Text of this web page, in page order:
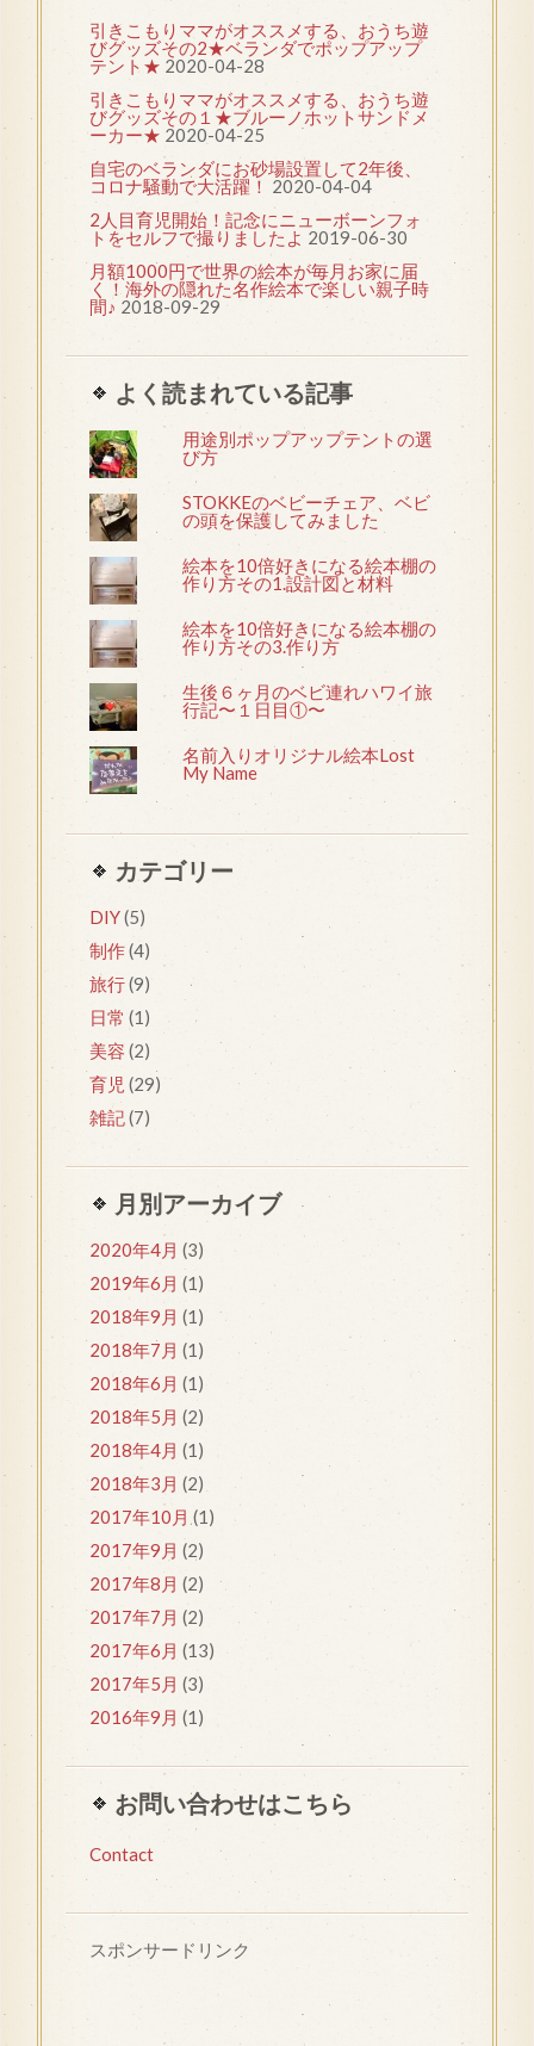
引きこもりママがオススメする、おうち遊
びグッズその2★ベランダでポップアップ
テント★ 2020-04-28
引きこもりママがオススメする、おうち遊
びグッズその１★ブルーノホットサンドメ
ーカー★ 2020-04-25
自宅のベランダにお砂場設置して2年後、
コロナ騒動で大活躍！ 2020-04-04
2人目育児開始！記念にニューボーンフォ
トをセルフで撮りましたよ 2019-06-30
月額1000円で世界の絵本が毎月お家に届
く！海外の隠れた名作絵本で楽しい親子時
間♪ 2018-09-29
よく読まれている記事
用途別ポップアップテントの選
び方
STOKKEのベビーチェア、ベビ
の頭を保護してみました
絵本を10倍好きになる絵本棚の
作り方その1.設計図と材料
絵本を10倍好きになる絵本棚の
作り方その3.作り方
生後６ヶ月のベビ連れハワイ旅
行記〜１日目①〜
名前入りオリジナル絵本Lost
My Name
カテゴリー
DIY(5)
制作(4)
旅行(9)
日常 (1)
美容 (2)
育児 (29)
雑記(7)
月別アーカイブ
2020年4月 (3)
2019年6月 (1)
2018年9月 (1)
2018年7月 (1)
2018年6月 (1)
2018年5月 (2)
2018年4月 (1)
2018年3月 (2)
2017年10月 (1)
2017年9月 (2)
2017年8月 (2)
2017年7月 (2)
2017年6月 (13)
2017年5月 (3)
2016年9月 (1)
お問い合わせはこちら
Contact
スポンサードリンク